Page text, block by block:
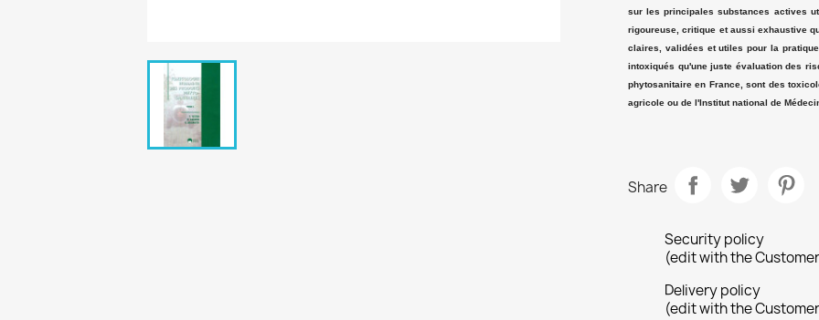
sur les principales substances actives
rigoureuse, critique et aussi exhaustive
claires, validées et utiles pour la
intoxiqués qu'une juste évaluation des
phytosanitaire en France, sont des
agricole ou de l'Institut national de
Share
Security policy
(edit with the
Delivery policy
(edit with the